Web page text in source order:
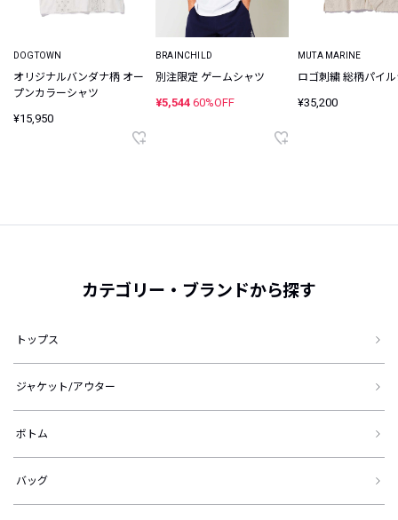
DOGTOWN
オリジナルバンダナ柄 オー
プンカラーシャツ
¥15,950
BRAINCHILD
別注限定 ゲームシャツ
¥5,544 60%OFF
MUTA MARINE
ロゴ刺繍 総柄パイ
¥35,200
カテゴリー・ブランドから探す
トップス
ジャケット/アウター
ボトム
バッグ